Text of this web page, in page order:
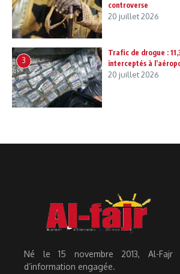
controverse
20 juillet 2026
3
Trafic de drogue :
interceptés à
20 juillet 2026
Né le 15 novembre 2013, Al-
d’information engagée.